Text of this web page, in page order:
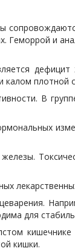
Геморрой и
плотной
В
для
кишки.